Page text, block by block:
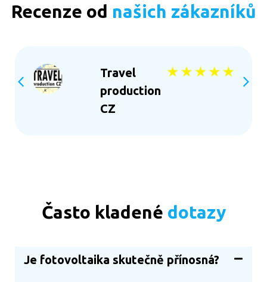
Recenze od našich zákazníků
Travel
production
CZ
Často kladené dotazy
Je fotovoltaika skutečně přínosná?